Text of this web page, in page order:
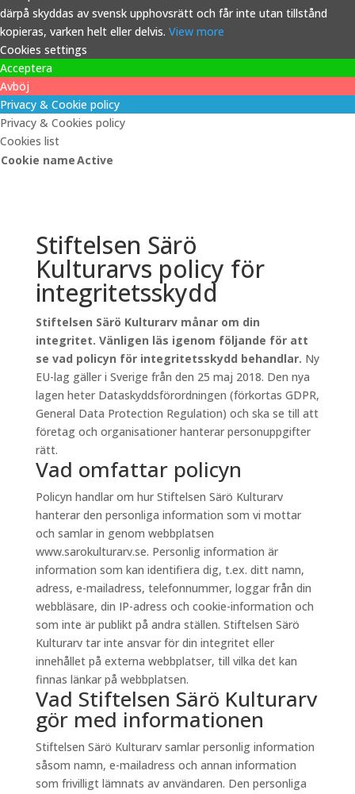
därpå skyddas av svensk upphovsrätt och får inte utan tillstånd
kopieras, varken helt eller delvis. View more
Cookies settings
Acceptera
Avböj
Privacy & Cookie policy
Privacy & Cookies policy
Cookies list
Cookie nameActive
Stiftelsen Särö
Kulturarvs policy för
integritetsskydd
Stiftelsen Särö Kulturarv månar om din
integritet. Vänligen läs igenom följande för att
se vad policyn för integritetsskydd behandlar. Ny
EU-lag gäller i Sverige från den 25 maj 2018. Den nya
lagen heter Dataskyddsförordningen (förkortas GDPR,
General Data Protection Regulation) och ska se till att
företag och organisationer hanterar personuppgifter
rätt.
Vad omfattar policyn
Policyn handlar om hur Stiftelsen Särö Kulturarv
hanterar den personliga information som vi mottar
och samlar in genom webbplatsen
www.sarokulturarv.se. Personlig information är
information som kan identifiera dig, t.ex. ditt namn,
adress, e-mailadress, telefonnummer, loggar från din
webbläsare, din IP-adress och cookie-information och
som inte är publikt på andra ställen. Stiftelsen Särö
Kulturarv tar inte ansvar för din integritet eller
innehållet på externa webbplatser, till vilka det kan
finnas länkar på webbplatsen.
Vad Stiftelsen Särö Kulturarv
gör med informationen
Stiftelsen Särö Kulturarv samlar personlig information
såsom namn, e-mailadress och annan information
som frivilligt lämnats av användaren. Den personliga